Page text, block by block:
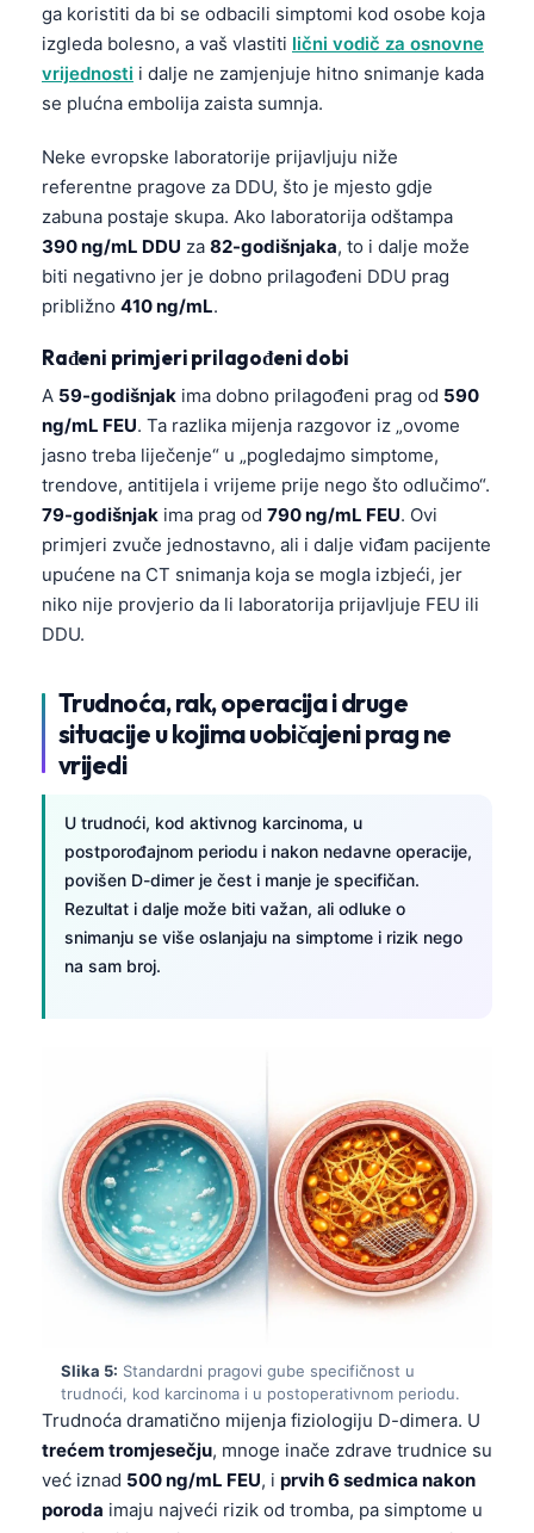
ga koristiti da bi se odbacili simptomi kod osobe koja
izgleda bolesno, a vaš vlastiti lični vodič za osnovne
vrijednosti i dalje ne zamjenjuje hitno snimanje kada
se plućna embolija zaista sumnja.
Neke evropske laboratorije prijavljuju niže
referentne pragove za DDU, što je mjesto gdje
zabuna postaje skupa. Ako laboratorija odštampa
390 ng/mL DDU za 82-godišnjaka, to i dalje može
biti negativno jer je dobno prilagođeni DDU prag
približno 410 ng/mL.
Rađeni primjeri prilagođeni dobi
A 59-godišnjak ima dobno prilagođeni prag od 590
ng/mL FEU. Ta razlika mijenja razgovor iz „ovome
jasno treba liječenje“ u „pogledajmo simptome,
trendove, antitijela i vrijeme prije nego što odlučimo“.
79-godišnjak ima prag od 790 ng/mL FEU. Ovi
primjeri zvuče jednostavno, ali i dalje viđam pacijente
upućene na CT snimanja koja se mogla izbjeći, jer
niko nije provjerio da li laboratorija prijavljuje FEU ili
DDU.
Trudnoća, rak, operacija i druge
situacije u kojima uobičajeni prag ne
vrijedi
U trudnoći, kod aktivnog karcinoma, u
postporođajnom periodu i nakon nedavne operacije,
povišen D-dimer je čest i manje je specifičan.
Rezultat i dalje može biti važan, ali odluke o
snimanju se više oslanjaju na simptome i rizik nego
na sam broj.
Slika 5: Standardni pragovi gube specifičnost u
trudnoći, kod karcinoma i u postoperativnom periodu.
Trudnoća dramatično mijenja fiziologiju D-dimera. U
trećem tromjesečju, mnoge inače zdrave trudnice su
već iznad 500 ng/mL FEU, i prvih 6 sedmica nakon
poroda imaju najveći rizik od tromba, pa simptome u